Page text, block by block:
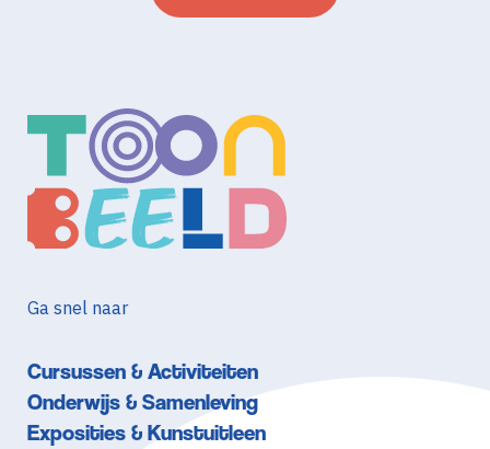
Ga snel naar
Cursussen & Activiteiten
Onderwijs & Samenleving
Exposities & Kunstuitleen